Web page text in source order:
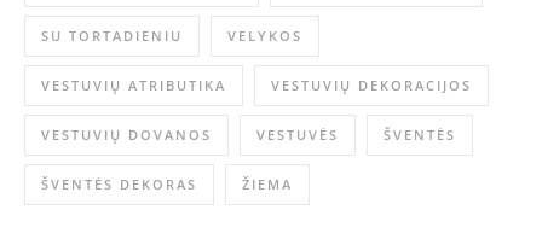
SU TORTADIENIU VELYKOS
VESTUVIŲ ATRIBUTIKA VESTUVIŲ DEKORACIJOS
VESTUVIŲ DOVANOS VESTUVĖS ŠVENTĖS
ŠVENTĖS DEKORAS ŽIEMA